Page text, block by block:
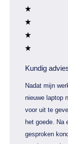
Kundig
Nadat mijn
nieuwe laptop
voor uit te
het goede. Na
gesproken